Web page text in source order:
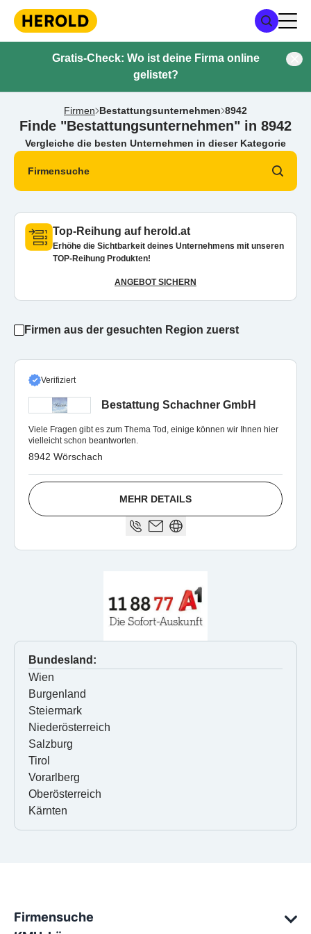
Gratis-Check: Wo ist deine Firma online
gelistet?
Firmen Bestattungsunternehmen 8942
Finde "Bestattungsunternehmen" in 8942
Vergleiche die besten Unternehmen in dieser Kategorie
Firmensuche
Top-Reihung auf herold.at
Erhöhe die Sichtbarkeit deines Unternehmens mit unseren
TOP-Reihung Produkten!
ANGEBOT SICHERN
Firmen aus der gesuchten Region zuerst
Verifiziert
Bestattung Schachner GmbH
Viele Fragen gibt es zum Thema Tod, einige können wir Ihnen hier
vielleicht schon beantworten.
8942 Wörschach
MEHR DETAILS
Bundesland:
Wien
Burgenland
Steiermark
Niederösterreich
Salzburg
Tirol
Vorarlberg
Oberösterreich
Kärnten
Firmensuche